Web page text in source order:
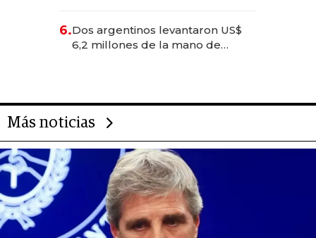
para convertirse en experiencias
transformadoras
6.Dos argentinos levantaron US$
6,2 millones de la mano de
Más noticias